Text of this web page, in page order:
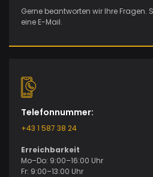
Gerne beantworten wir Ihre Fragen.
eine E-Mail.
Telefonnummer:
+43 1 587 38 24
Erreichbarkeit
Mo–Do: 9:00–16:00 Uhr
Fr: 9:00–13:00 Uhr